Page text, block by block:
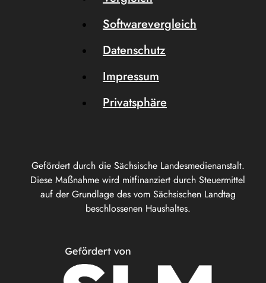
Gefördert durch die Sächsische Landesmedienanstalt.
Diese Maßnahme wird mitfinanziert durch Steuermittel
auf der Grundlage des vom Sächsischen Landtag
beschlossenen Haushaltes.
Softwarevergleich
Datenschutz
Impressum
Privatsphäre